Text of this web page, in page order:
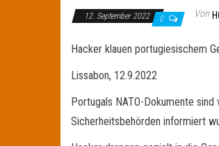
12. September 2022 0 Von
Hacker klauen portugiesischem
Lissabon, 12.9.2022
Portugals NATO-Dokumente
Sicherheitsbehörden informiert